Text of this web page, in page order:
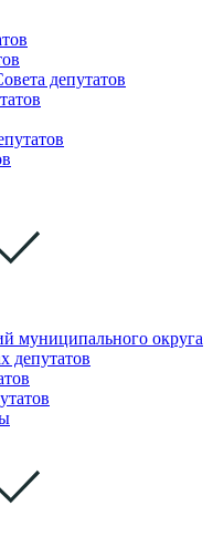
депутатов
муниципального округа
депутатов